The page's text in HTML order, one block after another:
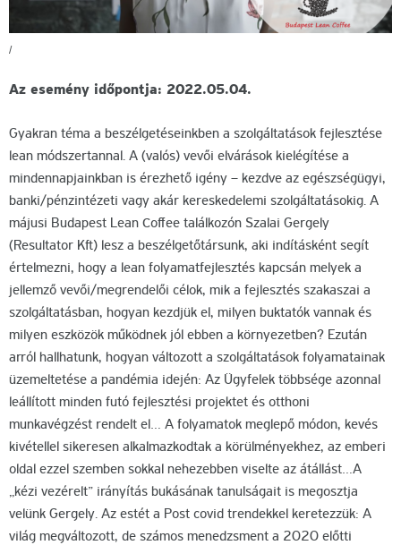
/
Az esemény időpontja: 2022.05.04.
Gyakran téma a beszélgetéseinkben a szolgáltatások fejlesztése
lean módszertannal. A (valós) vevői elvárások kielégítése a
mindennapjainkban is érezhető igény – kezdve az egészségügyi,
banki/pénzintézeti vagy akár kereskedelemi szolgáltatásokig. A
májusi Budapest Lean Coffee találkozón Szalai Gergely
(Resultator Kft) lesz a beszélgetőtársunk, aki indításként segít
értelmezni, hogy a lean folyamatfejlesztés kapcsán melyek a
jellemző vevői/megrendelői célok, mik a fejlesztés szakaszai a
szolgáltatásban, hogyan kezdjük el, milyen buktatók vannak és
milyen eszközök működnek jól ebben a környezetben? Ezután
arról hallhatunk, hogyan változott a szolgáltatások folyamatainak
üzemeltetése a pandémia idején: Az Ügyfelek többsége azonnal
leállított minden futó fejlesztési projektet és otthoni
munkavégzést rendelt el… A folyamatok meglepő módon, kevés
kivétellel sikeresen alkalmazkodtak a körülményekhez, az emberi
oldal ezzel szemben sokkal nehezebben viselte az átállást…A
„kézi vezérelt” irányítás bukásának tanulságait is megosztja
velünk Gergely. Az estét a Post covid trendekkel keretezzük: A
világ megváltozott, de számos menedzsment a 2020 előtti